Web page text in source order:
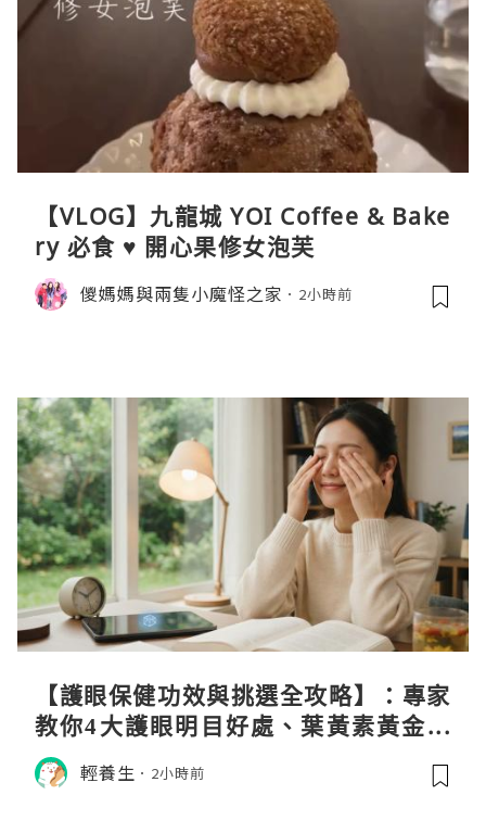
【VLOG】九龍城 YOI Coffee & Bake
ry 必食 ♥ 開心果修女泡芙
儍媽媽與兩隻小魔怪之家 2小時前
【護眼保健功效與挑選全攻略】：專家
教你4大護眼明目好處、葉黃素黃金比
例與挑選秘訣
輕養生 2小時前